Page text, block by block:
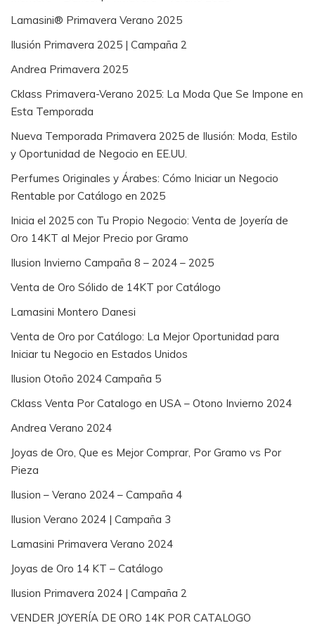
Lamasini® Primavera Verano 2025
Ilusión Primavera 2025 | Campaña 2
Andrea Primavera 2025
Cklass Primavera-Verano 2025: La Moda Que Se Impone en
Esta Temporada
Nueva Temporada Primavera 2025 de Ilusión: Moda, Estilo
y Oportunidad de Negocio en EE.UU.
Perfumes Originales y Árabes: Cómo Iniciar un Negocio
Rentable por Catálogo en 2025
Inicia el 2025 con Tu Propio Negocio: Venta de Joyería de
Oro 14KT al Mejor Precio por Gramo
Ilusion Invierno Campaña 8 – 2024 – 2025
Venta de Oro Sólido de 14KT por Catálogo
Lamasini Montero Danesi
Venta de Oro por Catálogo: La Mejor Oportunidad para
Iniciar tu Negocio en Estados Unidos
Ilusion Otoño 2024 Campaña 5
Cklass Venta Por Catalogo en USA – Otono Invierno 2024
Andrea Verano 2024
Joyas de Oro, Que es Mejor Comprar, Por Gramo vs Por
Pieza
Ilusion – Verano 2024 – Campaña 4
Ilusion Verano 2024 | Campaña 3
Lamasini Primavera Verano 2024
Joyas de Oro 14 KT – Catálogo
Ilusion Primavera 2024 | Campaña 2
VENDER JOYERÍA DE ORO 14K POR CATALOGO